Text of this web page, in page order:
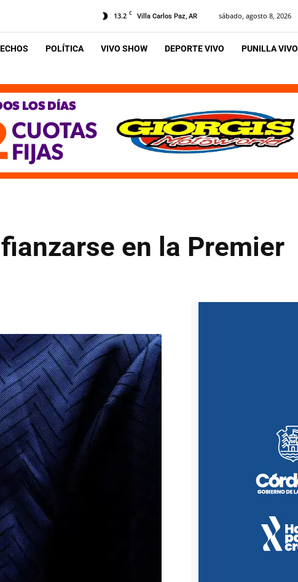
13.2 C Villa Carlos Paz, AR sábado, agosto 8, 2026
POLÍTICA VIVO SHOW DEPORTE VIVO PUNILLA VIVO
en la Premier